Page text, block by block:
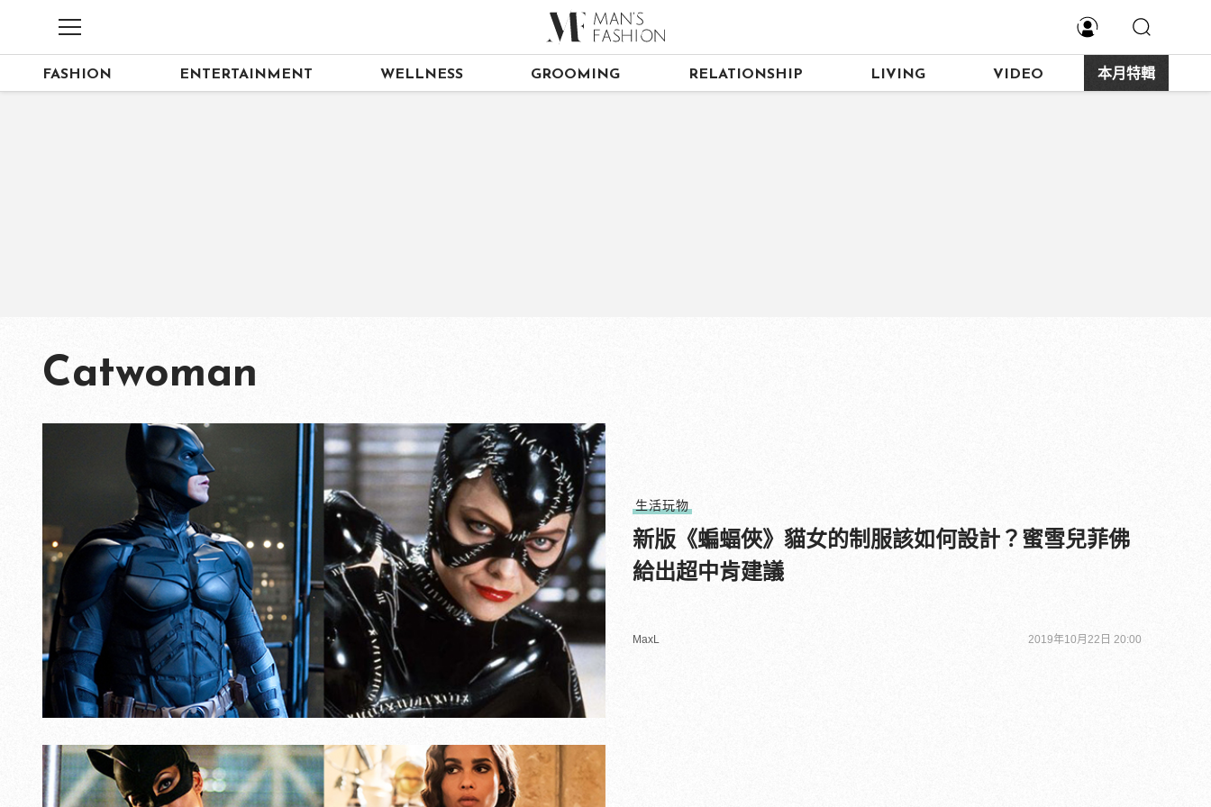
FASHION ENTERTAINMENT WELLNESS GROOMING RELATIONSHIP LIVING VIDEO 本月特輯
Catwoman
生活玩物
新版《蝙蝠俠》貓女的制服該如何設計？蜜雪兒菲佛
給出超中肯建議
MaxL 2019年10月22日 20:00